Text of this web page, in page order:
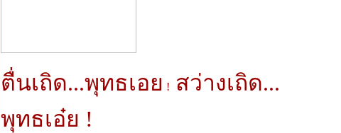
ตื่นเถิด...พุทธเอย !
สว่างเถิด...
พุทธเอ๋ย !